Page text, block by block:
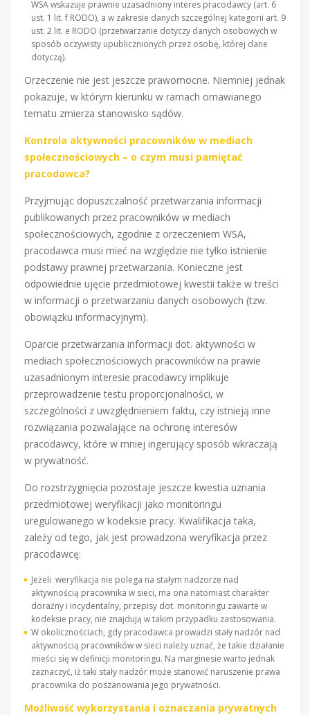
WSA wskazuje prawnie uzasadniony interes pracodawcy (art. 6
ust. 1 lit. f RODO), a w zakresie danych szczególnej kategorii art. 9
ust. 2 lit. e RODO (przetwarzanie dotyczy danych osobowych w
sposób oczywisty upublicznionych przez osobę, której dane
dotyczą).
Orzeczenie nie jest jeszcze prawomocne. Niemniej jednak
pokazuje, w którym kierunku w ramach omawianego
tematu zmierza stanowisko sądów.
Kontrola aktywności pracowników w mediach
społecznościowych – o czym musi pamiętać
pracodawca?
Przyjmując dopuszczalność przetwarzania informacji
publikowanych przez pracowników w mediach
społecznościowych, zgodnie z orzeczeniem WSA,
pracodawca musi mieć na względzie nie tylko istnienie
podstawy prawnej przetwarzania. Konieczne jest
odpowiednie ujęcie przedmiotowej kwestii także w treści
w informacji o przetwarzaniu danych osobowych (tzw.
obowiązku informacyjnym).
Oparcie przetwarzania informacji dot. aktywności w
mediach społecznościowych pracowników na prawie
uzasadnionym interesie pracodawcy implikuje
przeprowadzenie testu proporcjonalności, w
szczególności z uwzględnieniem faktu, czy istnieją inne
rozwiązania pozwalające na ochronę interesów
pracodawcy, które w mniej ingerujący sposób wkraczają
w prywatność.
Do rozstrzygnięcia pozostaje jeszcze kwestia uznania
przedmiotowej weryfikacji jako monitoringu
uregulowanego w kodeksie pracy. Kwalifikacja taka,
zależy od tego, jak jest prowadzona weryfikacja przez
pracodawcę:
Jeżeli weryfikacja nie polega na stałym nadzorze nad
aktywnością pracownika w sieci, ma ona natomiast charakter
doraźny i incydentalny, przepisy dot. monitoringu zawarte w
kodeksie pracy, nie znajdują w takim przypadku zastosowania.
W okolicznościach, gdy pracodawca prowadzi stały nadzór nad
aktywnością pracowników w sieci należy uznać, że takie działanie
mieści się w definicji monitoringu. Na marginesie warto jednak
zaznaczyć, iż taki stały nadzór może stanowić naruszenie prawa
pracownika do poszanowania jego prywatności.
Możliwość wykorzystania i oznaczania prywatnych